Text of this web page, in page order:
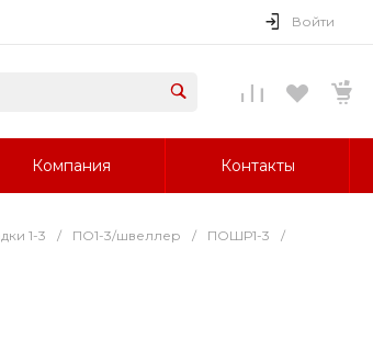
Войти
Компания Контакты
1-3 / ПО1-3/швеллер / ПОШР1-3
/